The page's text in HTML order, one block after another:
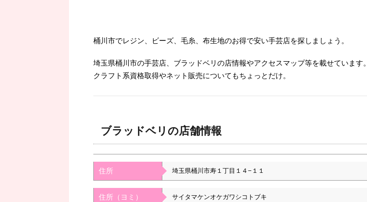
桶川市でレジン、ビーズ、毛糸、布生地のお得で安い手芸店を探しましょう。
埼玉県桶川市の手芸店、ブラッドベリの店情報やアクセスマップ等を載せています。
クラフト系資格取得やネット販売についてもちょっとだけ。
ブラッドベリの店舗情報
住所 埼玉県桶川市寿１丁目１４−１１
住所（ヨミ） サイタマケンオケガワシコトブキ